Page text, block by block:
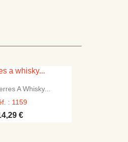
rapide
A Whisky...
: 1159
€